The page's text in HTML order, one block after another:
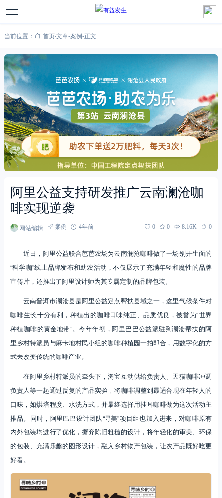
当前位置： 首页-文章-案例-正文
阿里公益支持研发推广云南澜沧咖
啡实现逆袭
网站编辑 案例 4年前 0 0 8.16K 0
近日，阿里公益联合芭芭农场为云南澜沧咖啡做了一场别开生面的
“科学咖”线上品牌发布和助农活动，不仅展示了充满年轻和魔性的品牌
宣传片，还推出了阿里设计师为其专属定制的品牌包装。
云南普洱市澜沧县是阿里公益定点帮扶县域之一，这里气候条件对
咖啡生长十分有利，种植出的咖啡口味纯正、品质优良，被誉为“世界
种植咖啡的黄金地带”。今年年初，阿里巴巴公益派驻到澜沧帮扶的阿
里乡村特派员与麻卡地村民小组的咖啡种植园一拍即合，用数字化的方
式去改变传统的咖啡产业。
在阿里乡村特派员的牵头下，淘宝互动供给负责人、天猫咖啡冲调
负责人等一起通过反复的产品实验，将咖啡调整到最适合现在年轻人的
口味，如烘培程度、水洗方式，并最终选择用挂耳咖啡做为这次活动主
推品。同时，阿里巴巴设计团队“寻美”项目组也加入进来，对咖啡原有
内外包装均进行了优化，摒弃陈旧粗糙的设计，将年轻化的审美、环保
的包装、充满乐趣的图形设计，融入乡村物产包装，让农产品既好吃更
好看。